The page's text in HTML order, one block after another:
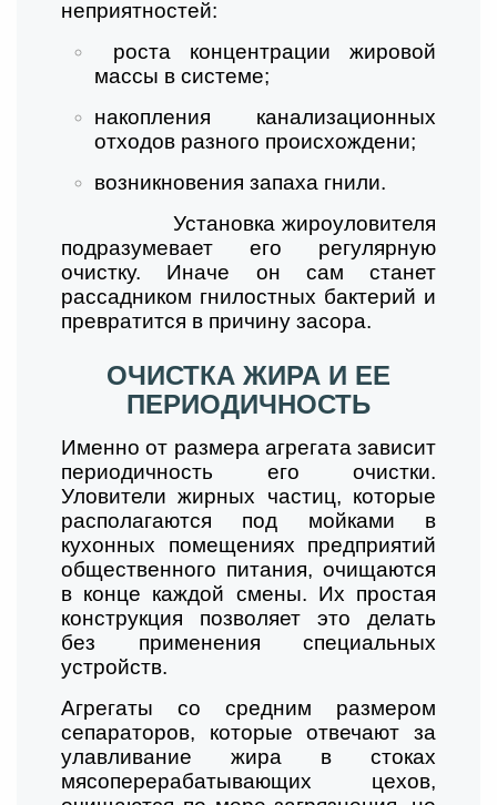
неприятностей:
роста концентрации жировой
массы в системе;
накопления канализационных
отходов разного происхождени;
возникновения запаха гнили.
Установка жироуловителя
подразумевает его регулярную
очистку. Иначе он сам станет
рассадником гнилостных бактерий и
превратится в причину засора.
ОЧИСТКА ЖИРА И ЕЕ
ПЕРИОДИЧНОСТЬ
Именно от размера агрегата зависит
периодичность его очистки.
Уловители жирных частиц, которые
располагаются под мойками в
кухонных помещениях предприятий
общественного питания, очищаются
в конце каждой смены. Их простая
конструкция позволяет это делать
без применения специальных
устройств.
Агрегаты со средним размером
сепараторов, которые отвечают за
улавливание жира в стоках
мясоперерабатывающих цехов,